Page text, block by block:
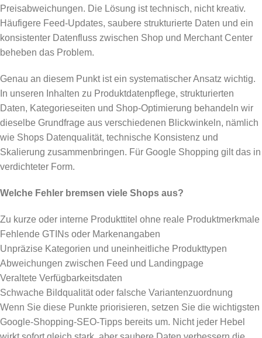
Preisabweichungen. Die Lösung ist technisch, nicht kreativ.
Häufigere Feed-Updates, saubere strukturierte Daten und ein
konsistenter Datenfluss zwischen Shop und Merchant Center
beheben das Problem.
Genau an diesem Punkt ist ein systematischer Ansatz wichtig.
In unseren Inhalten zu Produktdatenpflege, strukturierten
Daten, Kategorieseiten und Shop-Optimierung behandeln wir
dieselbe Grundfrage aus verschiedenen Blickwinkeln, nämlich
wie Shops Datenqualität, technische Konsistenz und
Skalierung zusammenbringen. Für Google Shopping gilt das in
verdichteter Form.
Welche Fehler bremsen viele Shops aus?
Zu kurze oder interne Produkttitel ohne reale Produktmerkmale
Fehlende GTINs oder Markenangaben
Unpräzise Kategorien und uneinheitliche Produkttypen
Abweichungen zwischen Feed und Landingpage
Veraltete Verfügbarkeitsdaten
Schwache Bildqualität oder falsche Variantenzuordnung
Wenn Sie diese Punkte priorisieren, setzen Sie die wichtigsten
Google-Shopping-SEO-Tipps bereits um. Nicht jeder Hebel